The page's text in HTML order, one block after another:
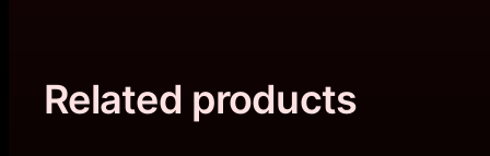
Related products